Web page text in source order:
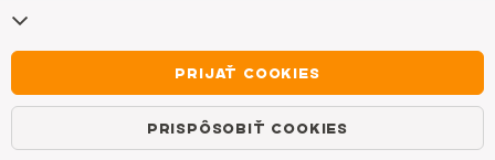
odvolať tak, že prejdete na
rozhodnúť pokračovať v prehliadaní bez súhlasu s ukladaním súborov
cookies alebo iných sledovačov. Ich odmietnutie nebráni prístupu k
službám. Ak chcete získať ďalšie informácie, pozrite sistránku so
súbormi cookies a ďalšími sledovačmi
PRIJAŤ COOKIES
PRISPÔSOBIŤ COOKIES